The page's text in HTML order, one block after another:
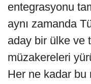
entegrasyonu
aynı zamanda
aday bir ülke ve
müzakereleri
Her ne kadar bu